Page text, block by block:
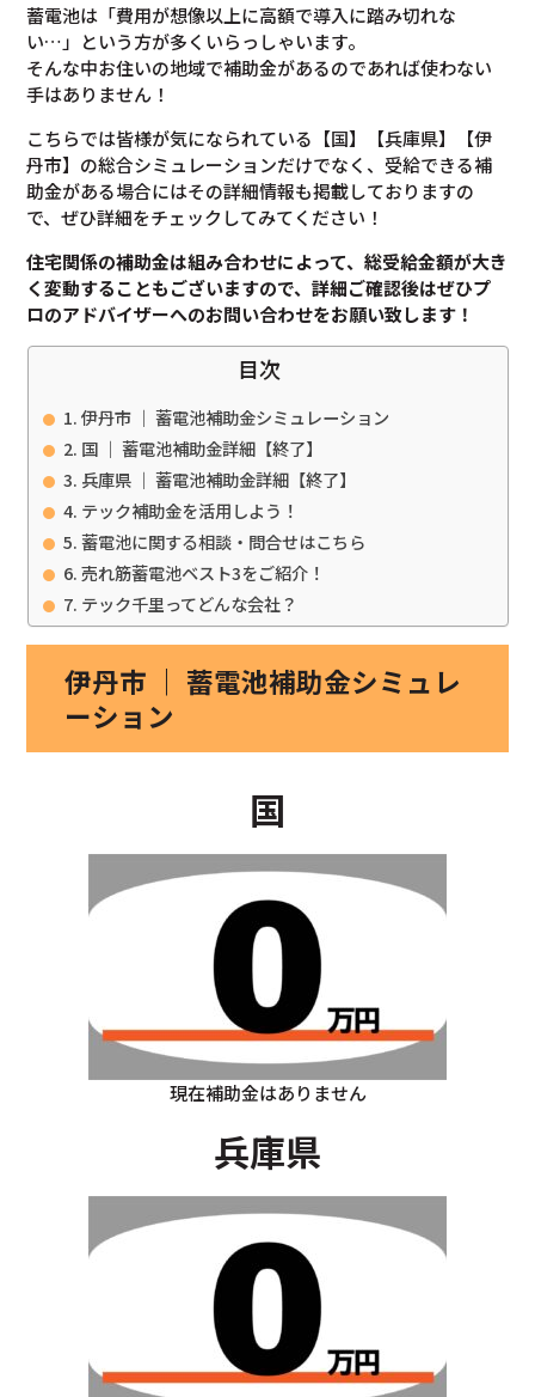
蓄電池は「費用が想像以上に高額で導入に踏み切れな
い…」という方が多くいらっしゃいます。
そんな中お住いの地域で補助金があるのであれば使わない
手はありません！
こちらでは皆様が気になられている【国】【兵庫県】【伊
丹市】の総合シミュレーションだけでなく、受給できる補
助金がある場合にはその詳細情報も掲載しておりますの
で、ぜひ詳細をチェックしてみてください！
住宅関係の補助金は組み合わせによって、総受給金額が大き
く変動することもございますので、詳細ご確認後はぜひプ
ロのアドバイザーへのお問い合わせをお願い致します！
目次
伊丹市 ｜ 蓄電池補助金シミュレーション
国 ｜ 蓄電池補助金詳細【終了】
兵庫県 ｜ 蓄電池補助金詳細【終了】
テック補助金を活用しよう！
蓄電池に関する相談・問合せはこちら
売れ筋蓄電池ベスト3をご紹介！
テック千里ってどんな会社？
伊丹市 ｜ 蓄電池補助金シミュレ
ーション
国
現在補助金はありません
兵庫県